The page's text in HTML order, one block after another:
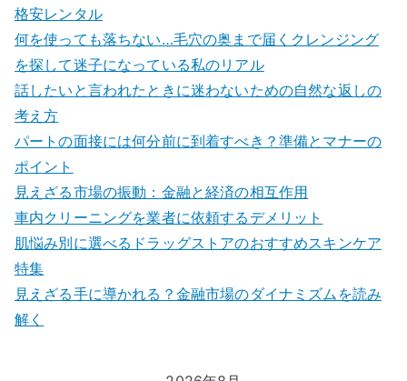
格安レンタル
何を使っても落ちない…毛穴の奥まで届くクレンジング
を探して迷子になっている私のリアル
話したいと言われたときに迷わないための自然な返しの
考え方
パートの面接には何分前に到着すべき？準備とマナーの
ポイント
見えざる市場の振動：金融と経済の相互作用
車内クリーニングを業者に依頼するデメリット
肌悩み別に選べるドラッグストアのおすすめスキンケア
特集
見えざる手に導かれる？金融市場のダイナミズムを読み
解く